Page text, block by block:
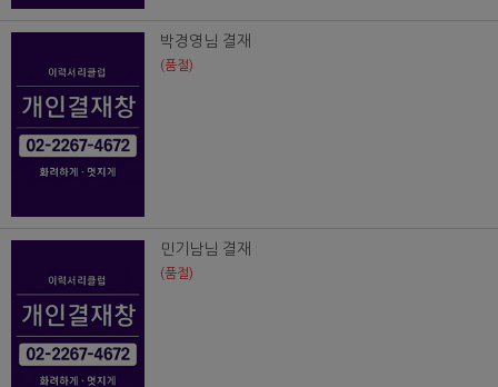
박경영님 결재
(품절)
민기남님 결재
(품절)